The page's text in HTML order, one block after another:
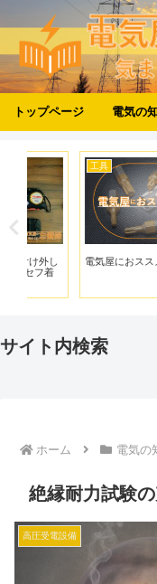
トップページ 電気の
工具
電気屋におススメのビット
サイト内検索
ホーム 電気の
絶縁耐力試験
高圧受電設備